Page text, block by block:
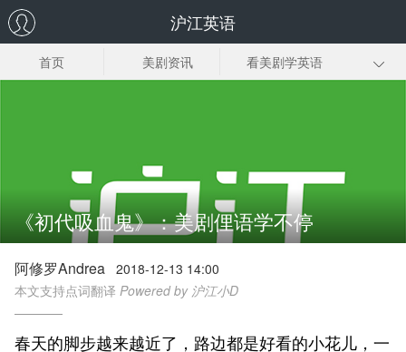
沪江英语
首页 美剧资讯 看美剧学英语
《初代吸血鬼》：美剧俚语学不停
阿修罗Andrea 2018-12-13 14:00
本文支持点词翻译 Powered by 沪江小D
春天的脚步越来越近了，路边都是好看的小花儿，一